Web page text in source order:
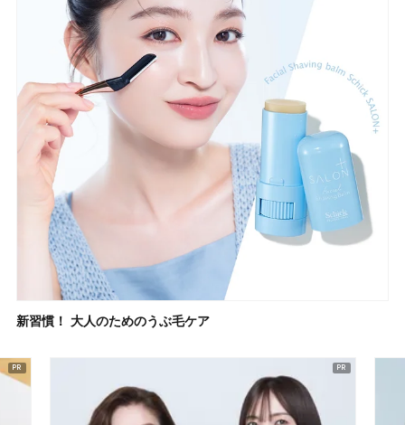
新習慣！ 大人のためのうぶ毛ケア